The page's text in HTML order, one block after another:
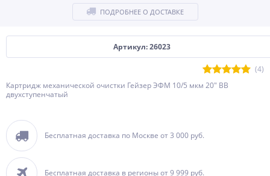
Артикул: 26023
(4)
Картридж механической очистки Гейзер ЭФМ 10/5 мкм 20" BB
двухступенчатый
Бесплатная доставка по Москве от 3 000 руб.
Бесплатная доставка в регионы от 9 999 руб.
ПОДРОБНЕЕ О ДОСТАВКЕ